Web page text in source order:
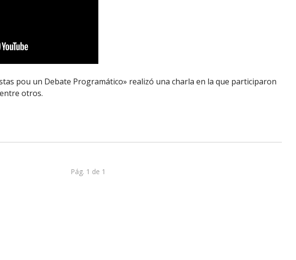
pou un Debate Programático» realizó una charla en la que participaron
otros.
Pág. 1 de 1